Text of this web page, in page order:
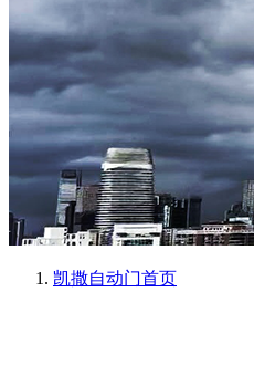
凯撒自动门首页